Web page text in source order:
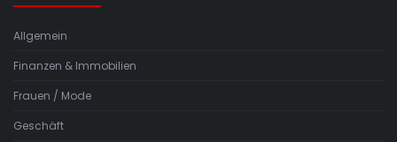
Allgemein
Finanzen & Immobilien
Frauen / Mode
Geschäft